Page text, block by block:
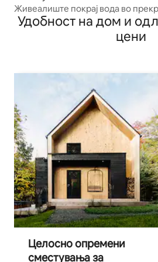
Живеалиште покрај вода во
Нидау
Удобност на дом и
цени
Целосно опремени
сместувања за